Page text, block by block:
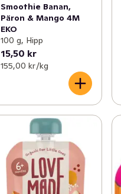
Smoothie Banan,
Päron & Mango 4M
EKO
100 g, Hipp
15,50 kr
155,00 kr /kg